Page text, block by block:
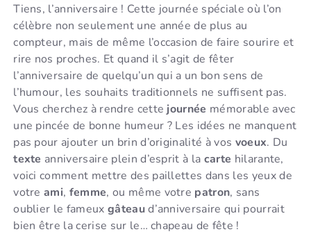
Tiens, l’anniversaire ! Cette journée spéciale où l’on
célèbre non seulement une année de plus au
compteur, mais de même l’occasion de faire sourire et
rire nos proches. Et quand il s’agit de fêter
l’anniversaire de quelqu’un qui a un bon sens de
l’humour, les souhaits traditionnels ne suffisent pas.
Vous cherchez à rendre cette journée mémorable avec
une pincée de bonne humeur ? Les idées ne manquent
pas pour ajouter un brin d’originalité à vos voeux. Du
texte anniversaire plein d’esprit à la carte hilarante,
voici comment mettre des paillettes dans les yeux de
votreami, femme, ou même votre patron, sans
oublier le fameux gâteaud’anniversaire qui pourrait
bien être la cerise sur le… chapeau de fête !